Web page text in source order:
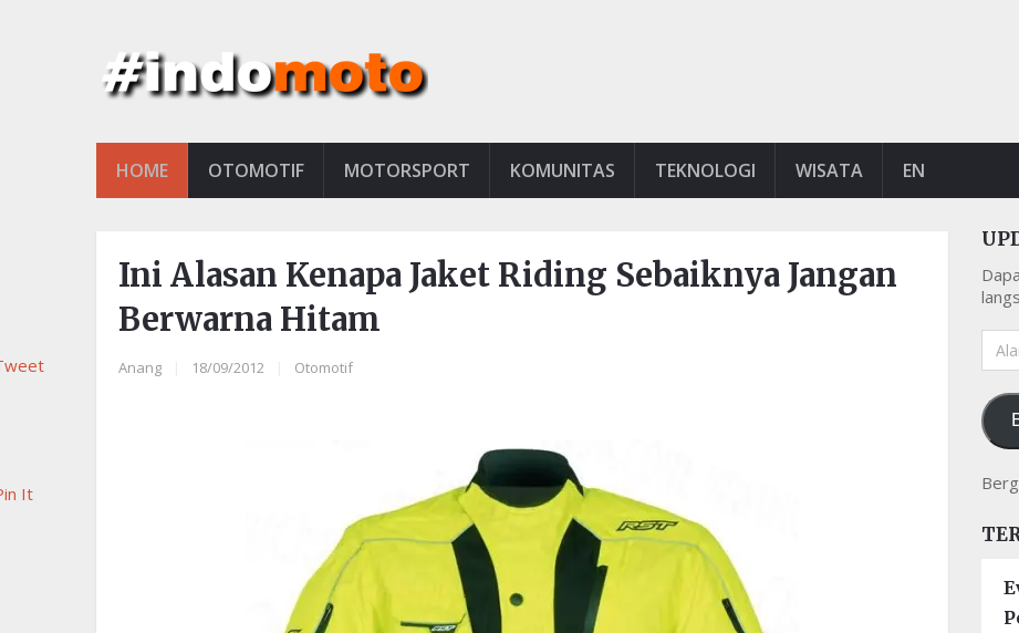
HOME OTOMOTIF MOTORSPORT KOMUNITAS TEKNOLOGI WISATA EN
Ini Alasan Kenapa Jaket Riding Sebaiknya Jangan
Berwarna Hitam
Anang 18/09/2012 Otomotif
It
email